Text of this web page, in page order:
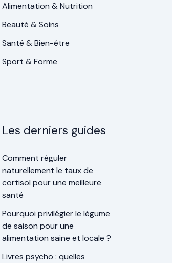
Alimentation & Nutrition
Beauté & Soins
Santé & Bien-être
Sport & Forme
Les derniers guides
Comment réguler
naturellement le taux de
cortisol pour une meilleure
santé
Pourquoi privilégier le légume
de saison pour une
alimentation saine et locale ?
Livres psycho : quelles